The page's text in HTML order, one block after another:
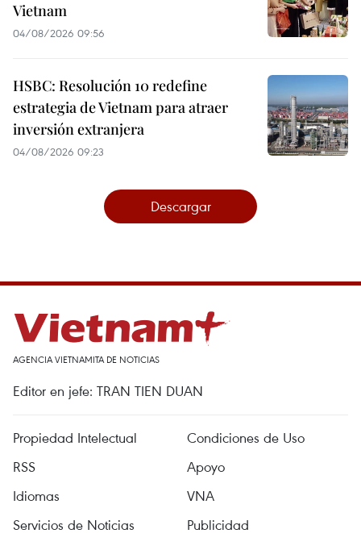
Vietnam
04/08/2026 09:56
HSBC: Resolución 10 redefine
estrategia de Vietnam para atraer
inversión extranjera
04/08/2026 09:23
Descargar
AGENCIA VIETNAMITA DE NOTICIAS
Editor en jefe: TRAN TIEN DUAN
Propiedad Intelectual
Condiciones de Uso
RSS
Apoyo
Idiomas
VNA
Servicios de Noticias
Publicidad